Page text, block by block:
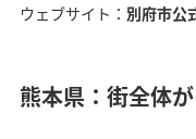
ウェブサイト： 別府市公
熊本県：街全体